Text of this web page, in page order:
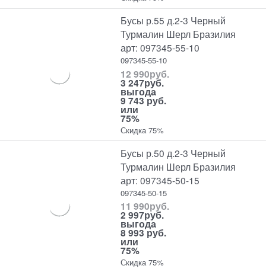
Бусы р.55 д.2-3 Черный
Турмалин Шерл Бразилия
арт: 097345-55-10
097345-55-10
12 990руб.
3 247руб.
выгода
9 743 руб.
или
75%
Скидка 75%
Бусы р.50 д.2-3 Черный
Турмалин Шерл Бразилия
арт: 097345-50-15
097345-50-15
11 990руб.
2 997руб.
выгода
8 993 руб.
или
75%
Скидка 75%